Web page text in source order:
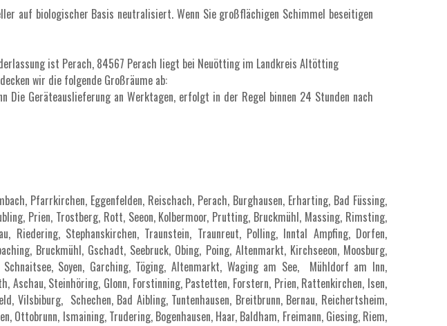
auf biologischer Basis neutralisiert. Wenn Sie großflächigen Schimmel beseitigen
ist Perach, 84567 Perach liegt bei Neuötting im Landkreis Altötting
wir die folgende Großräume ab:
Die Geräteauslieferung an Werktagen, erfolgt in der Regel binnen 24 Stunden nach
Pfarrkirchen, Eggenfelden, Reischach, Perach, Burghausen, Erharting, Bad Füssing,
Prien, Trostberg, Rott, Seeon, Kolbermoor, Prutting, Bruckmühl, Massing, Rimsting,
Riedering, Stephanskirchen, Traunstein, Traunreut, Polling, Inntal Ampfing, Dorfen,
Bruckmühl, Gschadt, Seebruck, Obing, Poing, Altenmarkt, Kirchseeon, Moosburg,
Soyen, Garching, Töging, Altenmarkt, Waging am See, Mühldorf am Inn,
Steinhöring, Glonn, Forstinning, Pastetten, Forstern, Prien, Rattenkirchen, Isen,
Vilsbiburg, Schechen, Bad Aibling, Tuntenhausen, Breitbrunn, Bernau, Reichertsheim,
Ottobrunn, Ismaining, Trudering, Bogenhausen, Haar, Baldham, Freimann, Giesing, Riem,